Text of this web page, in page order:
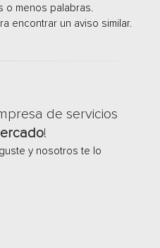
o menos palabras.
encontrar un aviso similar.
de servicios
!
y nosotros te lo